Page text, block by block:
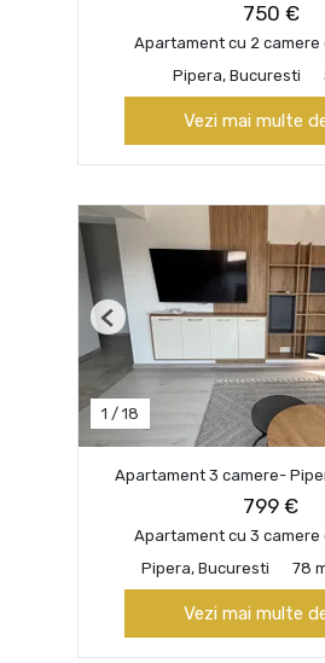
750 €
Apartament cu 2 camere
Pipera, Bucuresti
Vezi mai multe
1 / 18
Previous
Apartament 3 camere-
799 €
Apartament cu 3 camere
Pipera, Bucuresti
78
Vezi mai multe